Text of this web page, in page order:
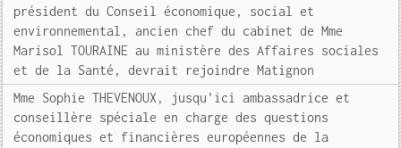
président du Conseil économique, social et
environnemental, ancien chef du cabinet de Mme
Marisol TOURAINE au ministère des Affaires sociales
et de la Santé, devrait rejoindre Matignon
Mme Sophie THEVENOUX, jusqu'ici ambassadrice et
conseillère spéciale en charge des questions
économiques et financières européennes de la